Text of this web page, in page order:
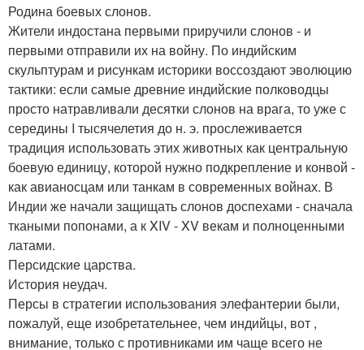
Родина боевых слонов.
Жители индостана первыми приручили слонов - и
первыми отправили их на войну. По индийским
скульптурам и рисункам историки воссоздают эволюцию
тактики: если самые древние индийские полководцы
просто натравливали десятки слонов на врага, то уже с
середины I тысячелетия до н. э. прослеживается
традиция использовать этих животных как центральную
боевую единицу, которой нужно подкрепление и конвой -
как авианосцам или танкам в современных войнах. В
Индии же начали защищать слонов доспехами - сначала
ткаными попонами, а к XIV - XV векам и полноценными
латами.
Персидские царства.
История неудач.
Персы в стратегии использования элефантерии были,
пожалуй, еще изобретательнее, чем индийцы, вот ,
внимание, только с противниками им чаще всего не